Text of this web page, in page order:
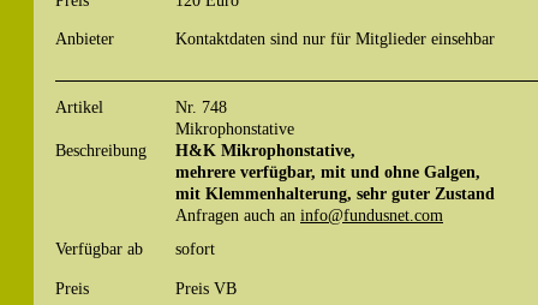
Anbieter Kontaktdaten sind nur für Mitglieder einsehbar
Artikel
Nr. 748
Mikrophonstative
Beschreibung
H&K Mikrophonstative,
mehrere verfügbar, mit und ohne Galgen,
mit Klemmenhalterung, sehr guter Zustand
Anfragen auch an info@fundusnet.com
Verfügbar ab
sofort
Preis Preis VB